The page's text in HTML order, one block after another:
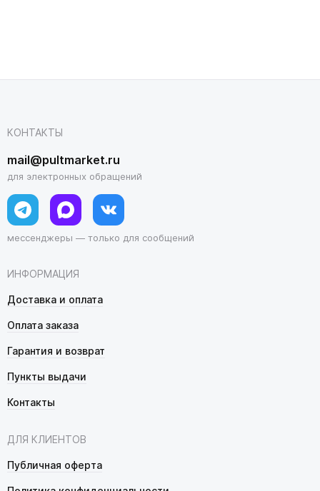
ИНФОРМАЦИЯ
Доставка и оплата
Оплата заказа
Гарантия и возврат
Пункты выдачи
Контакты
ДЛЯ КЛИЕНТОВ
Публичная оферта
КОНТАКТЫ
mail@pultmarket.ru
для электронных обращений
мессенджеры — только для сообщений